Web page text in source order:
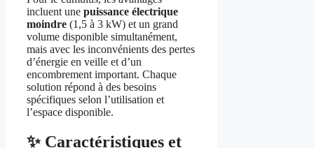
incluent une puissance électrique
moindre (1,5 à 3 kW) et un grand
volume disponible simultanément,
mais avec les inconvénients des pertes
d’énergie en veille et d’un
encombrement important. Chaque
solution répond à des besoins
spécifiques selon l’utilisation et
l’espace disponible.
✨ Caractéristiques et